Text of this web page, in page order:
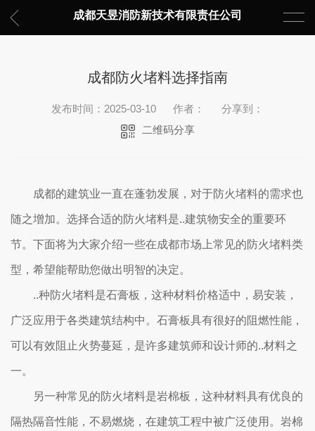
成都天昱消防新技术有限责任公司
成都防火堵料选择指南
发布时间：2025-03-10 作者：
分享到：
二维码分享
成都的建筑业一直在蓬勃发展，对于防火堵料的需求也
随之增加。选择合适的防火堵料是..建筑物安全的重要环
节。下面将为大家介绍一些在成都市场上常见的防火堵料类
型，希望能帮助您做出明智的决定。
..种防火堵料是石膏板，这种材料价格适中，易安装，
广泛应用于各类建筑结构中。石膏板具有很好的阻燃性能，
可以有效阻止火势蔓延，是许多建筑师和设计师的..材料之
一。
另一种常见的防火堵料是岩棉板，这种材料具有优良的
隔热隔音性能，不易燃烧，在建筑工程中被广泛使用。岩棉